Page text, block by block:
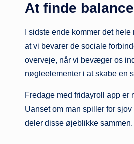
At finde
I sidste ende kommer det
at vi bevarer de sociale
overveje, når vi bevæger os
nøgleelementer i at skabe en
Fredage med fridayroll app er
Uanset om man spiller for
deler disse øjeblikke sammen.